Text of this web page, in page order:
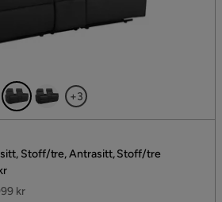
+3
Stoff/tre, Antrasitt, Stoff/tre
kr